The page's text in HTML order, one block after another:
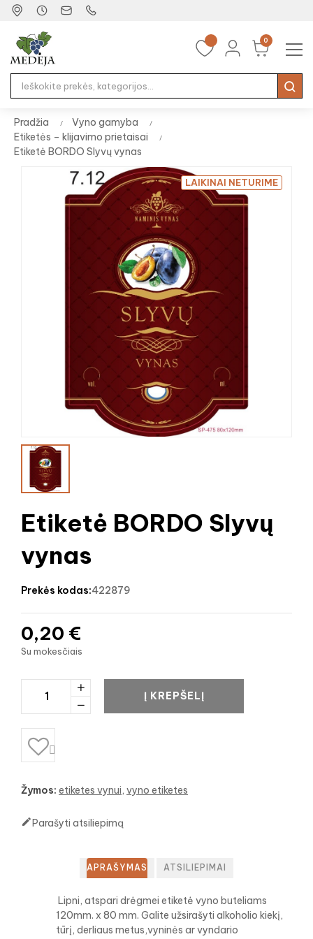
0
☰
Pradžia
Vyno gamyba
Etiketės – klijavimo prietaisai
Etiketė BORDO Slyvų vynas
LAIKINAI NETURIME
Etiketė BORDO Slyvų
vynas
prekės kodas:422879
0,20 €
Su mokesčiais
Į KREPŠELĮ

Žymos: etiketes vynui vyno etiketes
Parašyti atsiliepimą
APRAŠYMAS ATSILIEPIMAI
Lipni, atspari drėgmei etiketė vyno buteliams
120mm. x 80 mm. Galite užsirašyti alkoholio kiekį,
tūrį, derliaus metus,vyninės ar vyndario